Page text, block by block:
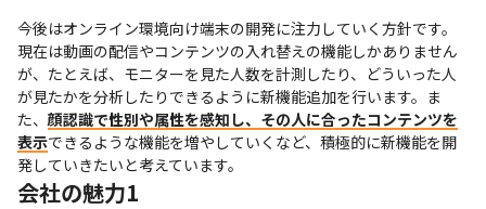
今後はオンライン環境向け端末の開発に注力していく方針です。
現在は動画の配信やコンテンツの入れ替えの機能しかありません
が、たとえば、モニターを見た人数を計測したり、どういった人
が見たかを分析したりできるように新機能追加を行います。ま
た、 顔認識で性別や属性を感知し、その人に合ったコンテンツを
表示できるような機能を増やしていくなど、積極的に新機能を開
発していきたいと考えています。
会社の魅力1